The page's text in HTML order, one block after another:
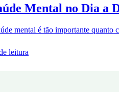
Mental no Dia a
mental é tão importante
leitura